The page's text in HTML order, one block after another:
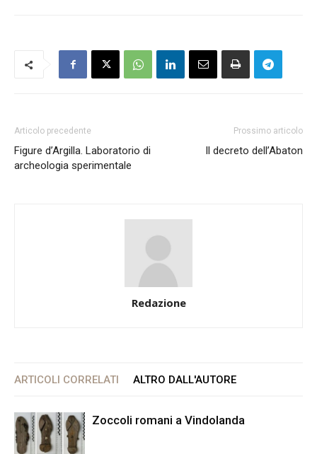
Articolo precedente
Figure d’Argilla. Laboratorio di
archeologia sperimentale
Prossimo articolo
Il decreto dell’Abaton
Redazione
ARTICOLI CORRELATI ALTRO DALL'AUTORE
Zoccoli romani a Vindolanda